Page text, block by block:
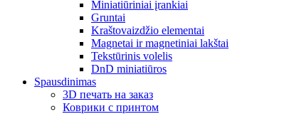
Miniatiūriniai įrankiai
Gruntai
Kraštovaizdžio elementai
Magnetai ir magnetiniai lakštai
Tekstūrinis volelis
DnD miniatiūros
Spausdinimas
3D печать на заказ
Коврики с принтом